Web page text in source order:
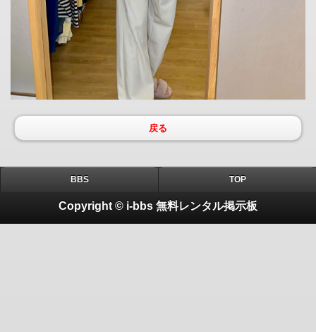
戻る
BBS TOP
Copyright © i-bbs 無料レンタル掲示板